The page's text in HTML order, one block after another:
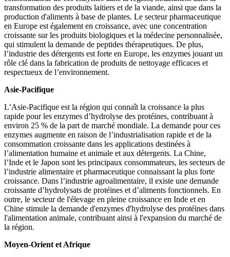
transformation des produits laitiers et de la viande, ainsi que dans la
production d'aliments à base de plantes. Le secteur pharmaceutique
en Europe est également en croissance, avec une concentration
croissante sur les produits biologiques et la médecine personnalisée,
qui stimulent la demande de peptides thérapeutiques. De plus,
l’industrie des détergents est forte en Europe, les enzymes jouant un
rôle clé dans la fabrication de produits de nettoyage efficaces et
respectueux de l’environnement.
Asie-Pacifique
L’Asie-Pacifique est la région qui connaît la croissance la plus
rapide pour les enzymes d’hydrolyse des protéines, contribuant à
environ 25 % de la part de marché mondiale. La demande pour ces
enzymes augmente en raison de l’industrialisation rapide et de la
consommation croissante dans les applications destinées à
l’alimentation humaine et animale et aux détergents. La Chine,
l’Inde et le Japon sont les principaux consommateurs, les secteurs de
l’industrie alimentaire et pharmaceutique connaissant la plus forte
croissance. Dans l’industrie agroalimentaire, il existe une demande
croissante d’hydrolysats de protéines et d’aliments fonctionnels. En
outre, le secteur de l'élevage en pleine croissance en Inde et en
Chine stimule la demande d'enzymes d'hydrolyse des protéines dans
l'alimentation animale, contribuant ainsi à l'expansion du marché de
la région.
Moyen-Orient et Afrique